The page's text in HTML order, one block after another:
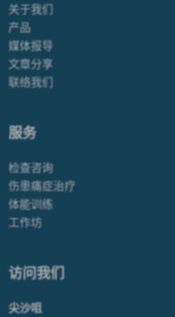
关于我们
产品
媒体报导
文章分享
联络我们
服务
检查咨询
伤患痛症治疗
体能训练
工作坊
访问我们
尖沙咀